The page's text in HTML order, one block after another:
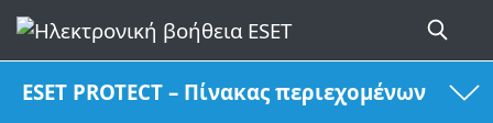
ESET PROTECT – Πίνακας περιεχομένων